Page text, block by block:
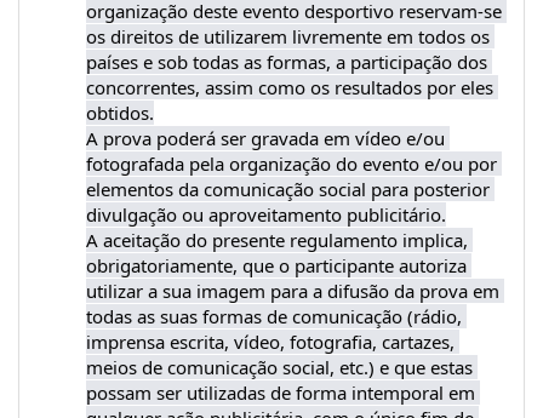
organização deste evento desportivo reservam-se
os direitos de utilizarem livremente em todos os
países e sob todas as formas, a participação dos
concorrentes, assim como os resultados por eles
obtidos.
A prova poderá ser gravada em vídeo e/ou
fotografada pela organização do evento e/ou por
elementos da comunicação social para posterior
divulgação ou aproveitamento publicitário.
A aceitação do presente regulamento implica,
obrigatoriamente, que o participante autoriza
utilizar a sua imagem para a difusão da prova em
todas as suas formas de comunicação (rádio,
imprensa escrita, vídeo, fotografia, cartazes,
meios de comunicação social, etc.) e que estas
possam ser utilizadas de forma intemporal em